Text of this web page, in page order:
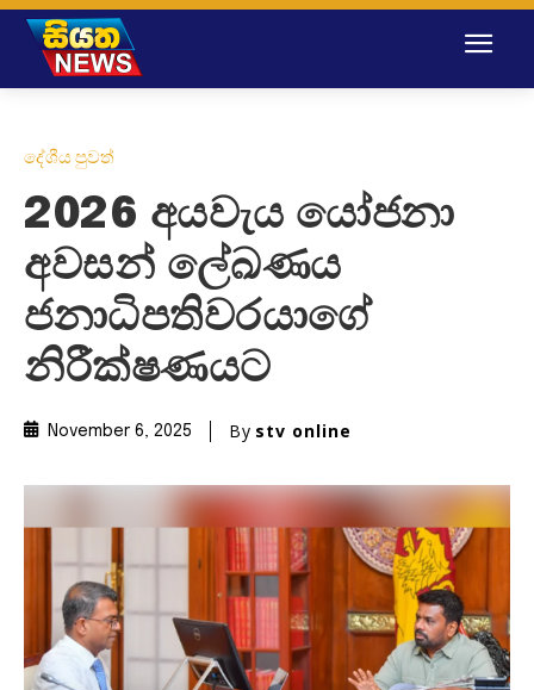
දේශීය පුවත්
2026 අයවැය යෝජනා
අවසන් ලේඛණය
ජනාධිපතිවරයාගේ
නිරීක්ෂණයට
November 6, 2025 By stv online